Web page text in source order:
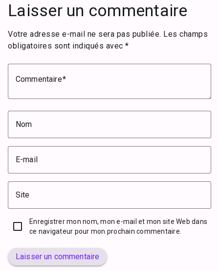
Laisser un commentaire
Votre adresse e-mail ne sera pas publiée. Les champs
obligatoires sont indiqués avec *
Commentaire
Nom
E-mail
Site
Enregistrer mon nom, mon e-mail et mon site Web dans
ce navigateur pour mon prochain commentaire.
Laisser un commentaire